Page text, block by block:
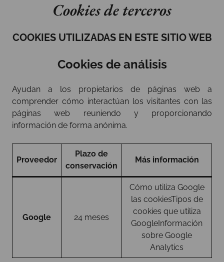
Cookies de terceros
COOKIES UTILIZADAS EN ESTE SITIO WEB
Cookies de análisis
Ayudan a los propietarios de páginas web a
comprender cómo interactúan los visitantes con las
páginas web reuniendo y proporcionando
información de forma anónima.
Proveedor
Plazo de
conservación
Más información
Google 24 meses
Cómo utiliza Google
las cookiesTipos de
cookies que utiliza
GoogleInformación
sobre Google
Analytics